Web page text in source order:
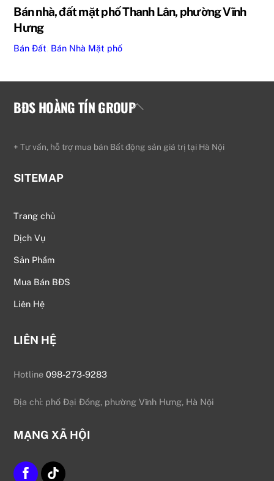
Bán nhà, đất mặt phố Thanh Lân, phường Vĩnh
Hưng
Bán Đất Bán Nhà Mặt phố
Back
BĐS HOÀNG TÍN GROUP
+ Tư vấn, hỗ trợ mua bán Bất động sản giá trị tại Hà Nội
SITEMAP
Trang chủ
Dịch Vụ
Sản Phẩm
Mua Bán BĐS
Liên Hệ
LIÊN HỆ
Hotline098-273-9283
Địa chỉ: phố Đại Đồng, phường Vĩnh Hưng, Hà Nội
MẠNG XÃ HỘI